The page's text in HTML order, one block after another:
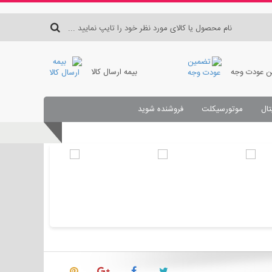
عودت وجه بیمه ارسال کالا
موتورسیکلت فروشنده شوید